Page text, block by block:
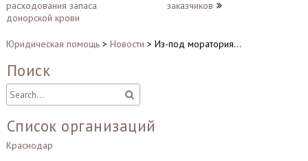
записям
расходования запаса
донорской крови
заказчиков
Юридическая помощь> Новости > Из-под моратория…
Поиск
Список организаций
Краснодар